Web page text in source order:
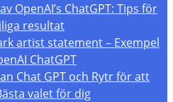
OpenAI’s ChatGPT: Tips för
resultat
artist statement – Exempel
ChatGPT
Chat GPT och Rytr för att
valet för dig